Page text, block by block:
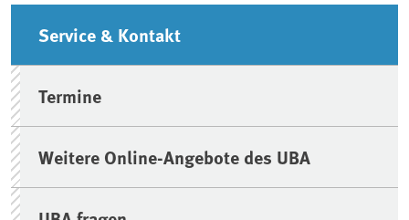
Seitenleiste
Service & Kontakt
Termine
Weitere Online-Angebote des UBA